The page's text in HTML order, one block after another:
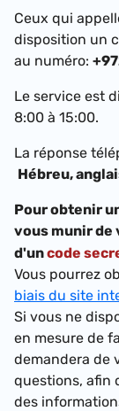
Ceux qui
disposition un
au numéro:
Le service est
8:00 à 15:00.
La réponse
Hébreu,
Pour obtenir
vous munir
d'uncode
Vous pourrez
biais du site
Si vous ne
en mesure de
demandera de
questions, afin
des